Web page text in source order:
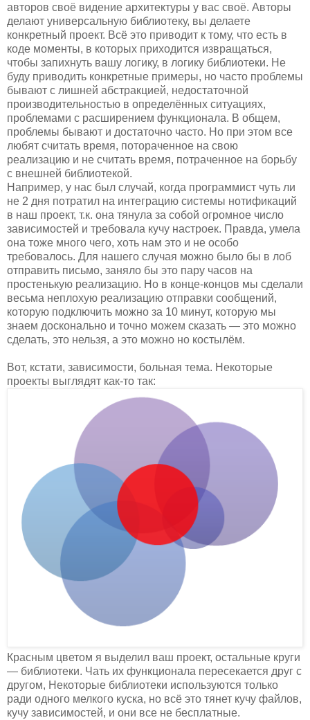
авторов своё видение архитектуры у вас своё. Авторы
делают универсальную библиотеку, вы делаете
конкретный проект. Всё это приводит к тому, что есть в
коде моменты, в которых приходится извращаться,
чтобы запихнуть вашу логику, в логику библиотеки. Не
буду приводить конкретные примеры, но часто проблемы
бывают с лишней абстракцией, недостаточной
производительностью в определённых ситуациях,
проблемами с расширением функционала. В общем,
проблемы бывают и достаточно часто. Но при этом все
любят считать время, потораченное на свою
реализацию и не считать время, потраченное на борьбу
с внешней библиотекой.
Например, у нас был случай, когда программист чуть ли
не 2 дня потратил на интеграцию системы нотификаций
в наш проект, т.к. она тянула за собой огромное число
зависимостей и требовала кучу настроек. Правда, умела
она тоже много чего, хоть нам это и не особо
требовалось. Для нашего случая можно было бы в лоб
отправить письмо, заняло бы это пару часов на
простенькую реализацию. Но в конце-концов мы сделали
весьма неплохую реализацию отправки сообщений,
которую подключить можно за 10 минут, которую мы
знаем досконально и точно можем сказать — это можно
сделать, это нельзя, а это можно но костылём.
Вот, кстати, зависимости, больная тема. Некоторые
проекты выглядят как-то так:
Красным цветом я выделил ваш проект, остальные круги
— библиотеки. Чать их функционала пересекается друг с
другом, Некоторые библиотеки используются только
ради одного мелкого куска, но всё это тянет кучу файлов,
кучу зависимостей, и они все не бесплатные.